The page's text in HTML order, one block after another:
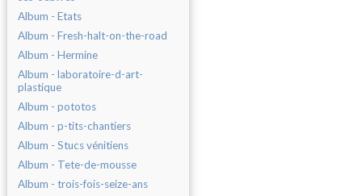
Album - Etats
Album - Fresh-halt-on-the-road
Album - Hermine
Album - laboratoire-d-art-
plastique
Album - pototos
Album - p-tits-chantiers
Album - Stucs vénitiens
Album - Tete-de-mousse
Album - trois-fois-seize-ans